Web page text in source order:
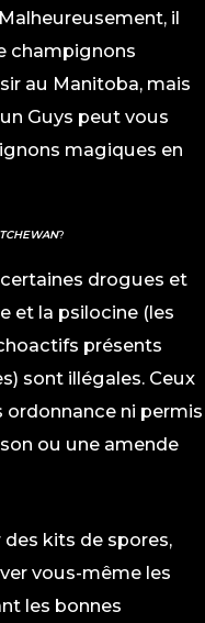
il
champignons
au Manitoba, mais
Guys peut vous
magiques en
?
drogues et
et la psilocine (les
présents
sont illégales. Ceux
ordonnance ni permis
ou une amende
kits de spores,
vous-même les
les bonnes